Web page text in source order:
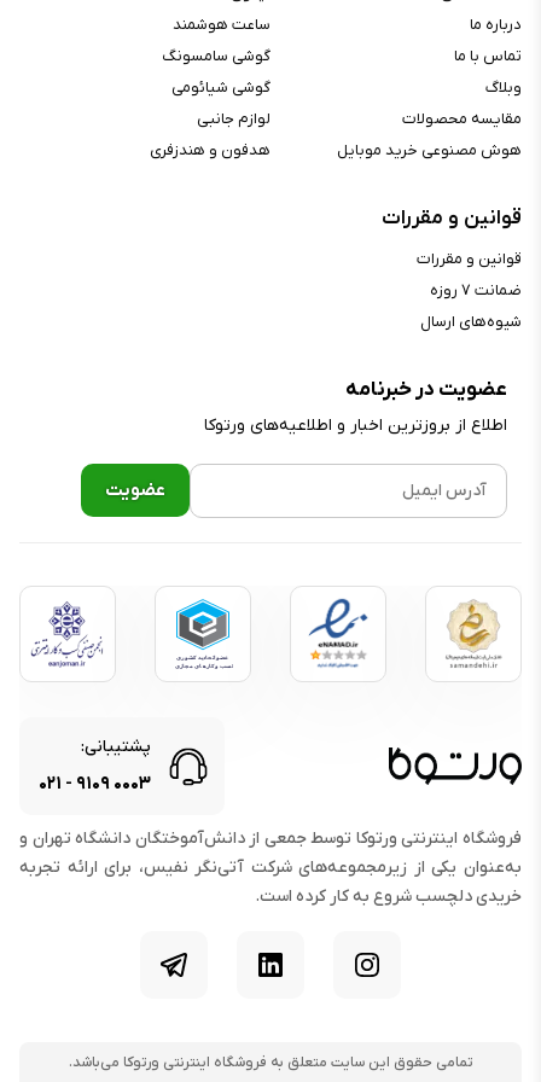
حسگر و ویژگی‌ها
قابلیت تشخیص چهره :
دارد, ندارد
حسگر اثر انگشت :
دارد
سایر حسگرها :
حسگر اثر انگشت زیر نمایشگر, حسگر
مجاورت, ژیروسکوپ, شتاب‌سنج,
نوع باتری :
ظرفیت باتری :
شارژ بی‌سیم :
توضیحات شارژ :
شارژ ۲۵ وات با سیم
محتویات جعبه
دوربین اصلی
نوع دوربین اصلی :
سه‌گانه
رزولوشن دوربین اصلی :
HDR, پانوراما, فلاش LED, فوکوس
لرزشگیر اپتیکال OIS
دوربین اولترا واید :
f/۲.۲
۵ مگاپیکسل
رزولوشن فیلم‌برداری :
۴K
عضویت در خبرنامه
اطلاع از بروز‌ترین اخبار و اطلاعیه‌های ورتوکا
درباره ما
تماس با ما
وبلاگ
مقایسه محصولات
هوش مصنوعی خرید موبایل
ساعت هوشمند
گوشی سامسونگ
گوشی شیائومی
لوازم جانبی
هدفون و هندزفری
قوانین و مقررات
قوانین و مقررات
ضمانت ۷ روزه
شیوه‌های ارسال
پشتیبانی:
۰۰۰۳ ۹۱۰۹ - ۰۲۱
فروشگاه اینترنتی ورتوکا توسط جمعی از دانش‌آموختگان دانشگاه تهران و
به‌عنوان یکی از زیرمجموعه‌های شرکت آتی‌نگر نفیس، برای ارائه تجربه
خریدی دلچسب شروع به کار کرده است.
اینستاگرام لینکدین
تمامی حقوق این سایت متعلق به فروشگاه اینترنتی ورتوکا می‌باشد.